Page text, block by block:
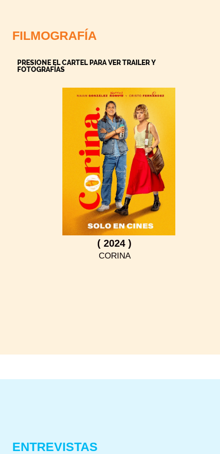
FILMOGRAFÍA
PRESIONE EL CARTEL PARA VER TRAILER Y
FOTOGRAFÍAS
( 2024 )
CORINA
ENTREVISTAS